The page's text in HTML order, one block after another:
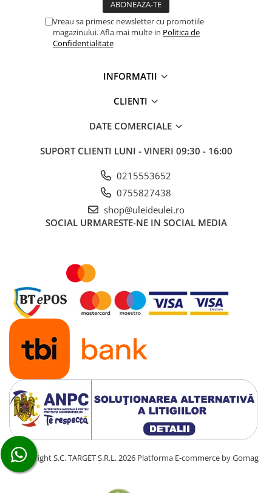
Vreau sa primesc newsletter cu promotiile
magazinului. Afla mai multe in Politica de
Confidentialitate
INFORMATII
CLIENTI
DATE COMERCIALE
SUPORT CLIENTI LUNI - VINERI 09:30 - 16:00
0215553652
0755827438
shop@uleideulei.ro
SOCIAL URMARESTE-NE IN SOCIAL MEDIA
©Copyright S.C. TARGET S.R.L. 2026 Platforma E-commerce by Gomag